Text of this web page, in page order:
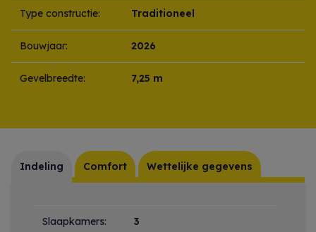
Type constructie: Traditioneel
Bouwjaar: 2026
Gevelbreedte: 7,25 m
Indeling Comfort Wettelijke gegevens
Indeling
Slaapkamers: 3